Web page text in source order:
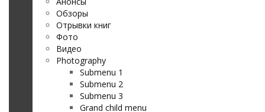
Обзоры
Отрывки книг
Фото
Видео
Photography
Submenu 1
Submenu 2
Submenu 3
Grand child menu